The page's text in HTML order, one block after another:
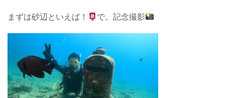
まずは砂辺といえば！ で。記念撮影